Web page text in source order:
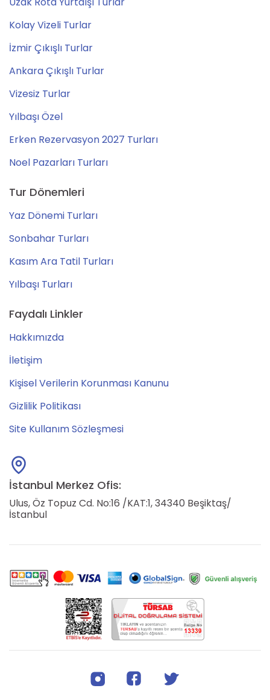
Kolay Vizeli Turlar
İzmir Çıkışlı Turlar
Ankara Çıkışlı Turlar
Vizesiz Turlar
Yılbaşı Özel
Erken Rezervasyon 2027 Turları
Noel Pazarları Turları
Tur Dönemleri
Yaz Dönemi Turları
Sonbahar Turları
Kasım Ara Tatil Turları
Yılbaşı Turları
Faydalı Linkler
Hakkımızda
İletişim
Kişisel Verilerin Korunması Kanunu
Gizlilik Politikası
Site Kullanım Sözleşmesi
İstanbul Merkez Ofis:
Ulus, Öz Topuz Cd. No:16 /KAT:1, 34340 Beşiktaş/
İstanbul